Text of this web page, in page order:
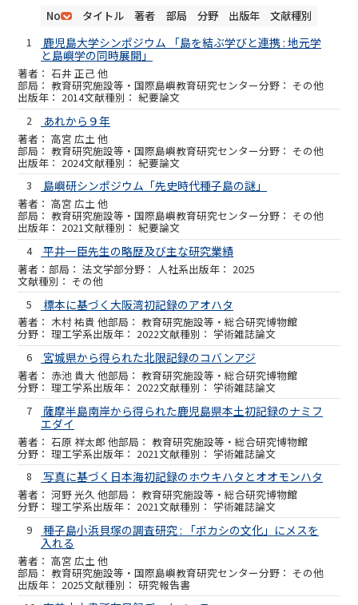
No
タイトル 著者 部局 分野 出版年
文献種別
1
鹿児島大学シンポジウム 「島を結ぶ学びと連携 : 地元学
と島嶼学の同時展開」
石井 正己 他
教育研究施設等・国際島嶼教育研究センター その他
2014
紀要論文
2
あれから９年
高宮 広土 他
教育研究施設等・国際島嶼教育研究センター その他
2024
紀要論文
3
島嶼研シンポジウム「先史時代種子島の謎」
高宮 広土 他
教育研究施設等・国際島嶼教育研究センター その他
2021
紀要論文
4
平井一臣先生の略歴及び主な研究業績
法文学部 人社系 2025
その他
5
標本に基づく大阪湾初記録のアオハタ
木村 祐貴 他 教育研究施設等・総合研究博物館
理工学系 2022
学術雑誌論文
6
宮城県から得られた北限記録のコバンアジ
赤池 貴大 他 教育研究施設等・総合研究博物館
理工学系 2022
学術雑誌論文
7
薩摩半島南岸から得られた鹿児島県本土初記録のナミフ
エダイ
石原 祥太郎 他 教育研究施設等・総合研究博物館
理工学系 2021
学術雑誌論文
8
写真に基づく日本海初記録のホウキハタとオオモンハタ
河野 光久 他 教育研究施設等・総合研究博物館
理工学系 2021
学術雑誌論文
9
種子島小浜貝塚の調査研究 : 「ボカシの文化」にメスを
入れる
高宮 広土 他
教育研究施設等・国際島嶼教育研究センター その他
2025
研究報告書